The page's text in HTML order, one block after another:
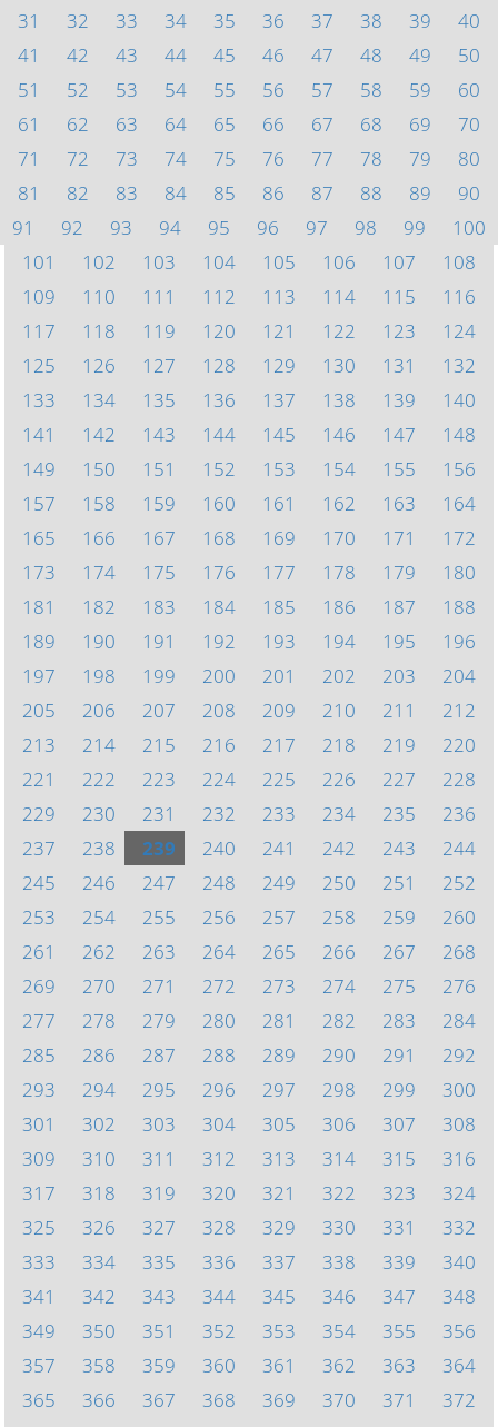
31
32 33 34 35 36 37 38 39
40
41
42 43 44 45 46 47 48 49
50
51
52 53 54 55 56 57 58 59
60
61
62 63 64 65 66 67 68 69
70
71
72 73 74 75 76 77 78 79
80
81
82 83 84 85 86 87 88 89
90
91
92 93 94 95 96 97 98 99
100
101
102 103 104 105 106 107
108
109
110 111 112 113 114 115
116
117
118 119 120 121 122 123
124
125
126 127 128 129 130 131
132
133
134 135 136 137 138 139
140
141
142 143 144 145 146 147
148
149
150 151 152 153 154 155
156
157
158 159 160 161 162 163
164
165
166 167 168 169 170 171
172
173
174 175 176 177 178 179
180
181
182 183 184 185 186 187
188
189
190 191 192 193 194 195
196
197
198 199 200 201 202 203
204
205
206 207 208 209 210 211
212
213
214 215 216 217 218 219
220
221
222 223 224 225 226 227
228
229
230 231 232 233 234 235
236
237
238 239 240 241 242 243
244
245
246 247 248 249 250 251
252
253
254 255 256 257 258 259
260
261
262 263 264 265 266 267
268
269
270 271 272 273 274 275
276
277
278 279 280 281 282 283
284
285
286 287 288 289 290 291
292
293
294 295 296 297 298 299
300
301
302 303 304 305 306 307
308
309
310 311 312 313 314 315
316
317
318 319 320 321 322 323
324
325
326 327 328 329 330 331
332
333
334 335 336 337 338 339
340
341
342 343 344 345 346 347
348
349
350 351 352 353 354 355
356
357
358 359 360 361 362 363
364
365
366 367 368 369 370 371
372